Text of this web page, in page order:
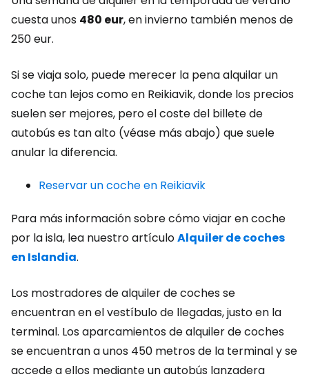
cuesta unos 480 eur, en invierno también menos de
250 eur.
Si se viaja solo, puede merecer la pena alquilar un
coche tan lejos como en Reikiavik, donde los precios
suelen ser mejores, pero el coste del billete de
autobús es tan alto (véase más abajo) que suele
anular la diferencia.
Reservar un coche en Reikiavik
Para más información sobre cómo viajar en coche
por la isla, lea nuestro artículoAlquiler de coches
en Islandia.
Los mostradores de alquiler de coches se
encuentran en el vestíbulo de llegadas, justo en la
terminal. Los aparcamientos de alquiler de coches
se encuentran a unos 450 metros de la terminal y se
accede a ellos mediante un autobús lanzadera